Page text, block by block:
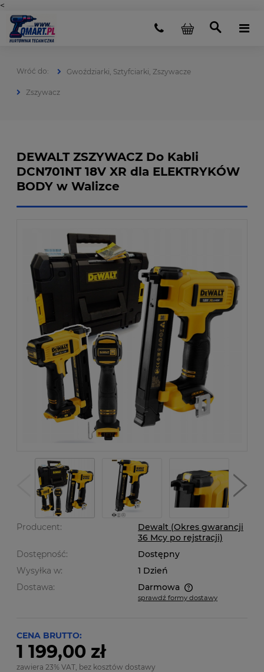
<
Gwoździarki, Sztyfciarki, Zszywacze
Zszywacz
DEWALT ZSZYWACZ Do Kabli
DCN701NT 18V XR dla ELEKTRYKÓW
BODY w Walizce
Producent:
Dewalt (Okres gwarancji
36 Mcy po rejstracji)
Dostępność:
Dostępny
Wysyłka w:
1 Dzień
Dostawa:
Darmowa
Cena nie zawiera ewentualnych kosztów płatności
sprawdź formy dostawy
CENA BRUTTO:
1 199,00 zł
zawiera 23% VAT, bez kosztów dostawy